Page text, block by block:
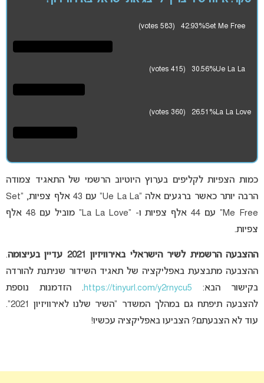
Set Me Free
42.93%
Ue La La
30.56%
La La Love
26.51%
כמות הצפיות לקליפים בערוץ היוטיוב הרשמי של התאגיד צמודה
הרבה יותר כאשר ברגעים אלה “Ue La La” עם 43 אלף צפיות, “Set
Me Free” עם 44 אלף צפיות ו- “La La Love” מוביל עם 48 אלף
צפיות.
ההצבעה הרשמית לשיר הישראלי באירוויזיון 2021 עדיין בעיצומה
.
ההצבעה מתבצעת באפליקציה של תאגיד השידור שניתנת להורדה
בקישור הבא:
https://tinyurl.com/y2rnycu5. הזדמנות נוספת
להצבעה תיפתח גם במהלך המשדר “השיר שלנו לאירוויזיון 2021”.
עוד לא הצבעתם? הצביעו באפליקציה עכשיו!